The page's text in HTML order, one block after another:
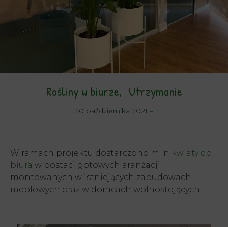
Rośliny w biurze Utrzymanie
20 października 2021 –
W ramach projektu dostarczono m.in kwiaty do
biura w postaci gotowych aranżacji
montowanych w istniejących zabudowach
meblowych oraz w donicach wolnostojących.